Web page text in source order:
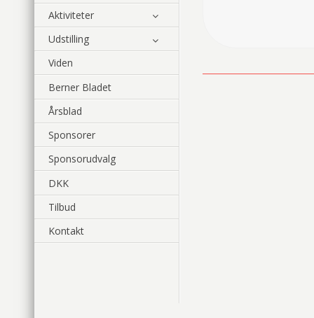
Aktiviteter
Udstilling
Viden
Berner Bladet
Årsblad
Sponsorer
Sponsorudvalg
DKK
Tilbud
Kontakt